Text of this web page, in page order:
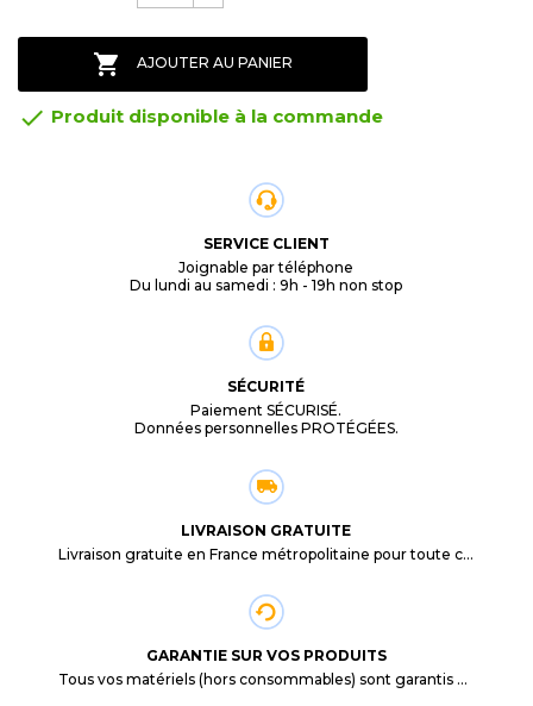
 AJOUTER AU PANIER
 Produit disponible à la commande
SERVICE CLIENT
Joignable par téléphone
Du lundi au samedi : 9h - 19h non stop
SÉCURITÉ
Paiement SÉCURISÉ.
Données personnelles PROTÉGÉES.
LIVRAISON GRATUITE
Livraison gratuite en France métropolitaine pour toute commande supérieure à 29,90€.
GARANTIE SUR VOS PRODUITS
Tous vos matériels (hors consommables) sont garantis 3 mois à partir de la date d'achat